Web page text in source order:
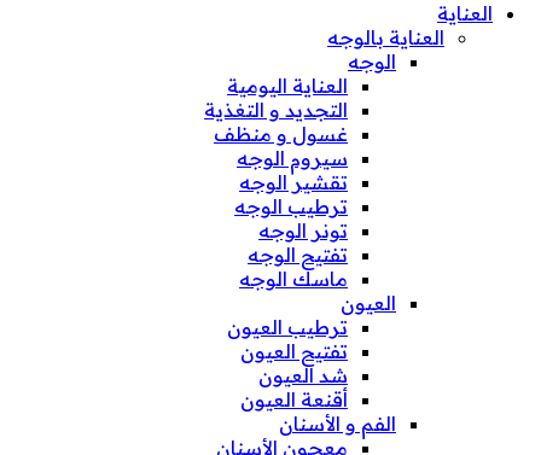
العناية
العناية بالوجه
الوجه
العناية اليومية
التجديد و التغذية
غسول و منظف
سيروم الوجه
تقشير الوجه
ترطيب الوجه
تونر الوجه
تفتيح الوجه
ماسك الوجه
العيون
ترطيب العيون
تفتيح العيون
شد العيون
أقنعة العيون
الفم و الأسنان
معجون الأسنان